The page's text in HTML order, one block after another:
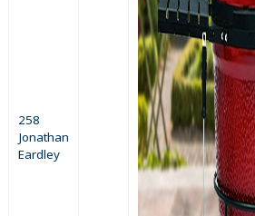
258
Jonathan
Eardley